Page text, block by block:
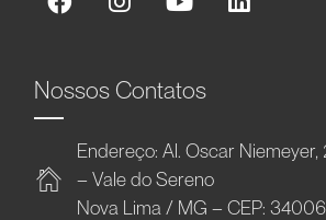
Nossos Contatos
Endereço: Al. Oscar
– Vale do Sereno
Nova Lima / MG – CEP: